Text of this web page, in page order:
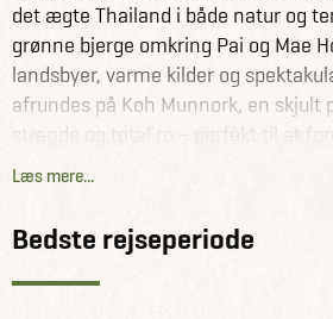
det ægte Thailand i både natur og
grønne bjerge omkring Pai og Mae
landsbyer, varme kilder og
afrundes på Koh Munnork, en skjult
strande og total ro – perfekt til at
nyde Thailand langt fra
Se alle vores andre fantastiske
Få information og fakta om Thailand
Læs mere...
Bedste rejseperiode